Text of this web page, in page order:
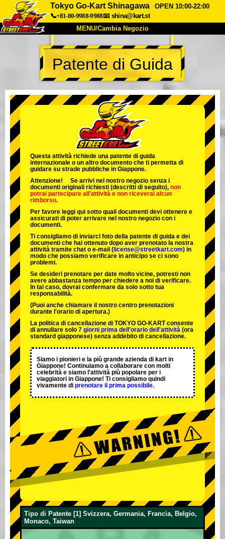
Tokyo Go-Kart Shinagawa
OPEN 10:00-22:00
📞+81-80-9988-9988📧 shina@kart.st
MENU/Cambia Negozio
INIZIO
Chi Siamo Specifiche Prezzo
Azienda Prenotazioni
Cambia Negozio
Tokyo Shinagawa
Tokyo Akihabara#2
Tokyo Shibuya Annex
Tokyo Asakusa Osaka
Okinawa
Patente di Guida
Questa attività richiede una patente di guida
internazionale o un altro documento che ti permetta di
guidare su strade pubbliche in Giappone.
Attenzione! Se arrivi nel nostro negozio senza i
documenti originali richiesti (descritti di seguito), non
potrai partecipare all'attività e non riceverai alcun
rimborso.
Per favore leggi qui sotto quali documenti devi ottenere e
assicurati di poter arrivare nel nostro negozio con i
documenti.
Ti consigliamo di inviarci foto della patente di guida e dei
documenti che hai ottenuto dopo aver prenotato la nostra
attività tramite chat o e-mail ( license@streetkart.com) in
modo che possiamo verificare in anticipo se ci sono
problemi.
Se desideri prenotare per date molto vicine, potresti non
avere abbastanza tempo per chiedere a noi di verificare.
In tal caso, dovrai confermare da solo sotto tua
responsabilità.
(Puoi anche chiamare il nostro centro prenotazioni
durante l'orario di apertura.)
La politica di cancellazione di TOKYO GO-KART consente
di annullare solo 7 giorni prima dell'orario dell'attività (ora
standard giapponese) senza addebito di cancellazione.
Siamo i pionieri e la più grande azienda di kart in
Giappone! Continuiamo a collaborare con molti
celebrità e siamo l'attività più popolare per i
viaggiatori in Giappone! Ti consigliamo quindi
vivamente di prenotare il prima possibile.
Tipo di Patente [1] Svizzera, Germania, Francia, Belgio,
Monaco, Taiwan